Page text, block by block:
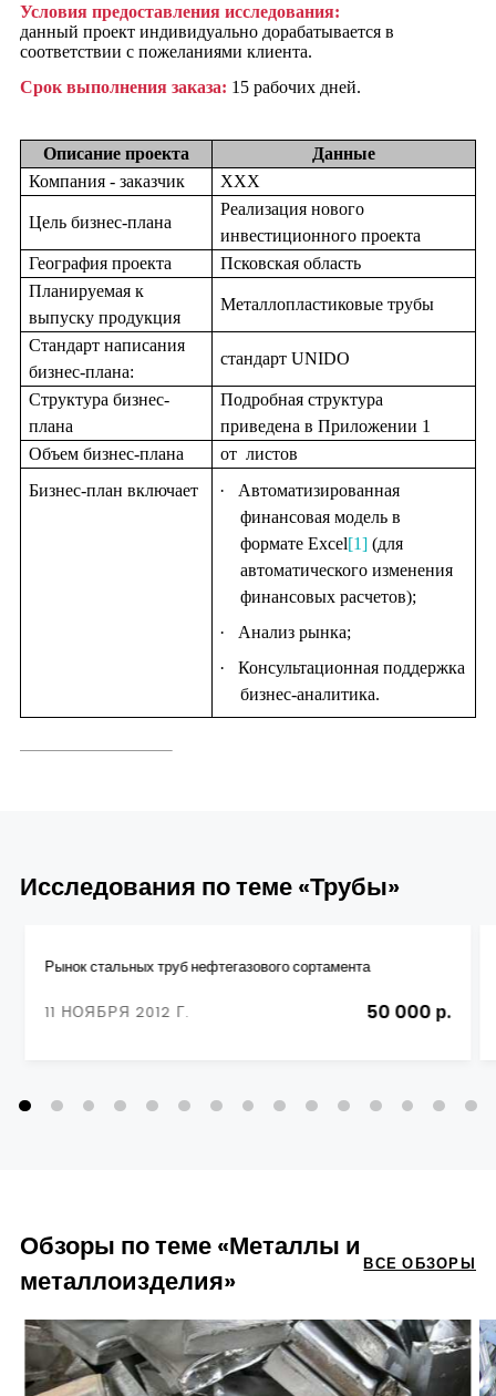
Условия предоставления исследования:
данный проект индивидуально дорабатывается в
соответствии с пожеланиями клиента.
Срок выполнения заказа: 15 рабочих дней.
Описание проекта
Данные
Компания - заказчик
ХХХ
Цель бизнес-плана
Реализация нового
инвестиционного проекта
География проекта
Псковская область
Планируемая к
выпуску продукция
Металлопластиковые трубы
Стандарт написания
бизнес-плана:
стандарт UNIDO
Структура бизнес-
плана
Подробная структура
приведена в Приложении 1
Объем бизнес-плана
от листов
Бизнес-план включает
·
Автоматизированная
финансовая модель в
формате Excel[1] (для
автоматического изменения
финансовых расчетов);
·
Анализ рынка;
·
Консультационная поддержка
бизнес-аналитика.
Исследования по теме «Трубы»
Рынок стальных труб нефтегазового сортамента
11 НОЯБРЯ 2012 Г. 50 000 р.
Обзоры по теме «Металлы и
металлоизделия»
ВСЕ ОБЗОРЫ